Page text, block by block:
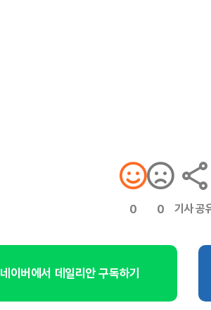
0 0 기사 공
네이버에서 데일리안 구독하기